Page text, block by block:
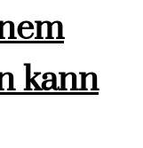
kann